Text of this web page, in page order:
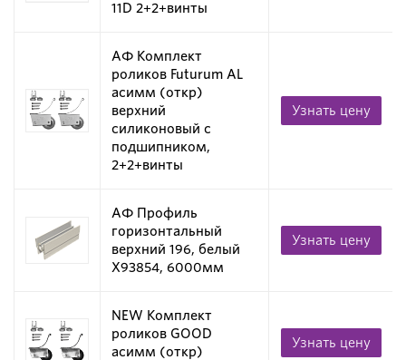
11D 2+2+винты
АФ Комплект
роликов Futurum AL
асимм (откр)
верхний
силиконовый с
подшипником,
2+2+винты
Узнать цену
АФ Профиль
горизонтальный
верхний 196, белый
X93854, 6000мм
Узнать цену
NEW Комплект
роликов GOOD
асимм (откр)
Узнать цену